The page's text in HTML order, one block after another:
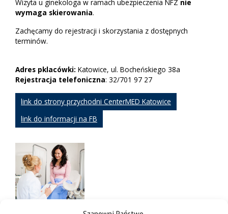
Wizyta u ginekologa w ramach ubezpieczenia NFZ nie
wymaga skierowania.
Zachęcamy do rejestracji i skorzystania z dostępnych
terminów.
Adres pklacówki: Katowice, ul. Bocheńskiego 38a
Rejestracja telefoniczna: 32/701 97 27
link do strony przychodni CenterMED Katowice
link do informacji na FB